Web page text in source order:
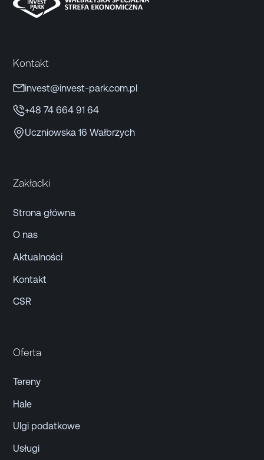
Kontakt
invest@invest-park.com.pl
+48 74 664 91 64
Uczniowska 16 Wałbrzych
Zakładki
Strona główna
O nas
Aktualności
Kontakt
CSR
Oferta
Tereny
Hale
Ulgi podatkowe
Usługi